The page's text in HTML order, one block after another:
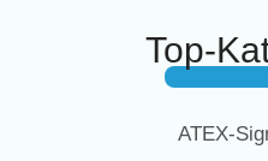
Top-
ATEX-